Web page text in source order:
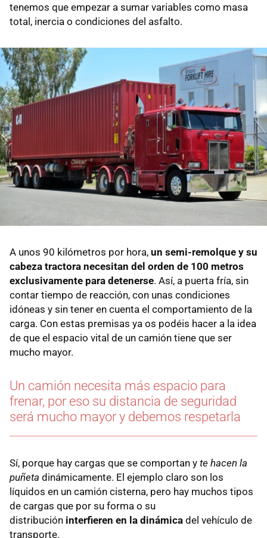
tenemos que empezar a sumar variables como masa
total, inercia o condiciones del asfalto.
A unos 90 kilómetros por hora, un semi-remolque y su
cabeza tractora necesitan del orden de 100 metros
exclusivamente para detenerse. Así, a puerta fría, sin
contar tiempo de reacción, con unas condiciones
idóneas y sin tener en cuenta el comportamiento de la
carga. Con estas premisas ya os podéis hacer a la idea
de que el espacio vital de un camión tiene que ser
mucho mayor.
Un camión necesita más espacio para
frenar, por eso su distancia de seguridad
será mucho mayor y debemos respetarla
Sí, porque hay cargas que se comportan y te hacen la
puñeta dinámicamente. El ejemplo claro son los
líquidos en un camión cisterna, pero hay muchos tipos
de cargas que por su forma o su
distribución interfieren en la dinámica del vehículo de
transporte.